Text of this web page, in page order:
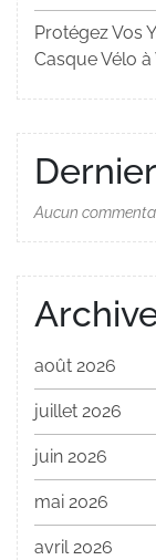
Protégez Vos
Casque Vélo à
Aucun
août 2026
juillet 2026
juin 2026
mai 2026
avril 2026